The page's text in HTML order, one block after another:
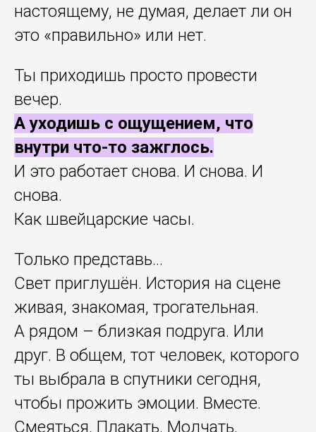
настоящему, не думая, делает ли он
это «правильно» или нет.
Ты приходишь просто провести
вечер.
А уходишь с ощущением, что
внутри что-то зажглось.
И это работает снова. И снова. И
снова.
Как швейцарские часы.
Только представь…
Свет приглушён. История на сцене
живая, знакомая, трогательная.
А рядом – близкая подруга. Или
друг. В общем, тот человек, которого
ты выбрала в спутники сегодня,
чтобы прожить эмоции. Вместе.
Смеяться. Плакать. Молчать.